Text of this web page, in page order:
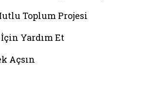
Toplum Projesi
Yardım Et
Açsın